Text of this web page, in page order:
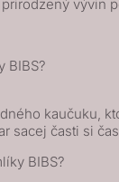
vývin
BIBS?
kaučuku,
sacej časti si
BIBS?